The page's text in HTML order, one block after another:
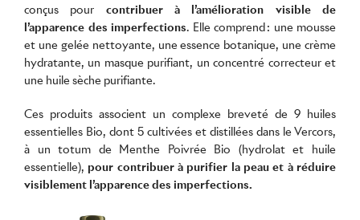
conçus pour contribuer à l’amélioration visible de
l’apparence des imperfections. Elle comprend : une mousse
et une gelée nettoyante, une essence botanique, une crème
hydratante, un masque purifiant, un concentré correcteur et
une huile sèche purifiante.
Ces produits associent un complexe breveté de 9 huiles
essentielles Bio, dont 5 cultivées et distillées dans le Vercors,
à un totum de Menthe Poivrée Bio (hydrolat et huile
essentielle), pour contribuer à purifier la peau et à réduire
visiblement l’apparence des imperfections.